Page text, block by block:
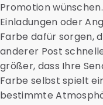
Promotion
Einladungen oder
Farbe dafür sorgen,
anderer Post
größer, dass Ihre
Farbe selbst spielt
bestimmte